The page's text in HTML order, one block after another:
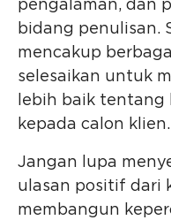
pengalaman, dan
bidang penulisan.
mencakup
selesaikan untuk
lebih baik tentang
kepada calon klien.
Jangan lupa
ulasan positif dari
membangun